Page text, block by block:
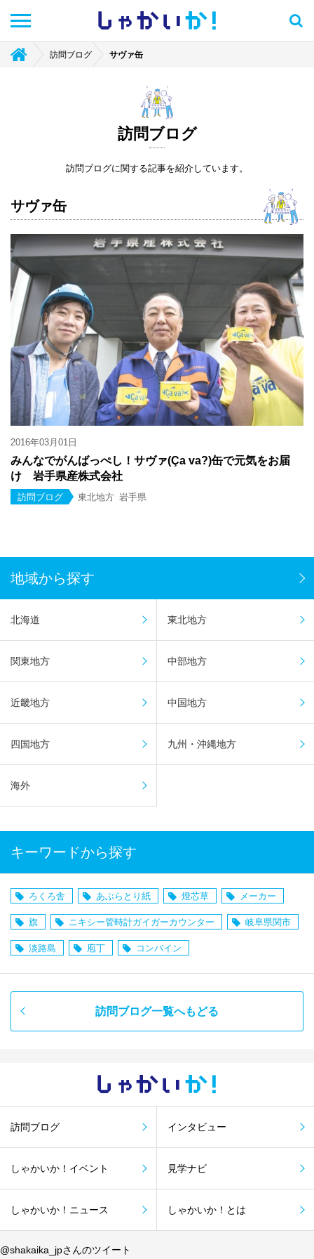
しゃかい か！
訪問ブログ サヴァ缶
訪問ブログ
訪問ブログに関する記事を紹介しています。
サヴァ缶
2016年03月01日
みんなでがんばっぺし！サヴァ(Ça va?)缶で元気をお届
け 岩手県産株式会社
訪問ブログ 東北地方 岩手県
地域から探す
北海道 東北地方
関東地方 中部地方
近畿地方 中国地方
四国地方 九州・沖縄地方
海外
キーワードから探す
ろくろ舎 あぶらとり紙 燈芯草 メーカー
旗 ニキシー管時計ガイガーカウンター 岐阜県関市
淡路島 庖丁 コンバイン
訪問ブログ一覧へもどる
しゃかい か！
訪問ブログ インタビュー
しゃかいか！イベント 見学ナビ
しゃかいか！ニュース しゃかいか！とは
@shakaika_jpさんのツイート